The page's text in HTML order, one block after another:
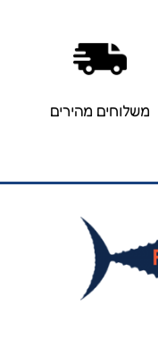
משלוחים מהירים